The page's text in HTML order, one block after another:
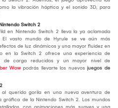
la vibración háptica y el sonido 3D, para
Switch 2
en Nintendo Switch 2 lleva la ya aclamada
El vasto mundo de Hyrule se ve aún más
de luz dinámicos y una mayor fluidez en
en la Switch 2 ofrece una experiencia de
de carga reducidos y un mayor nivel de
Wow podrás llevarte los nuevos juegos de
querido gorila en una nueva aventura de
gráfica de la Nintendo Switch 2. Los mundos